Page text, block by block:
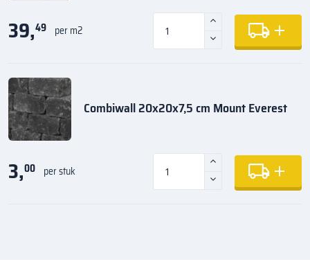
39,49 per m2
Combiwall 20x20x7,5 cm Mount Everest
3,00 per stuk